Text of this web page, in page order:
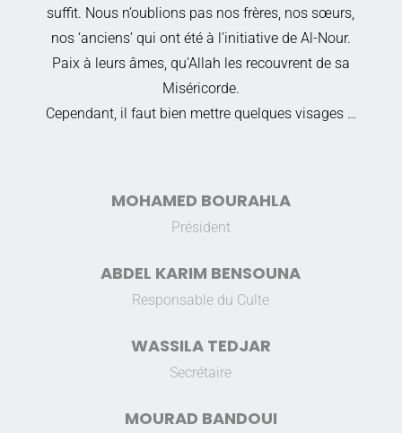
suffit. Nous n’oublions pas nos frères, nos sœurs,
nos ‘anciens’ qui ont été à l’initiative de Al-Nour.
Paix à leurs âmes, qu’Allah les recouvrent de sa
Miséricorde.
Cependant, il faut bien mettre quelques visages …
MOHAMED BOURAHLA
Président
ABDEL KARIM BENSOUNA
Responsable du Culte
WASSILA TEDJAR
Secrétaire
MOURAD BANDOUI